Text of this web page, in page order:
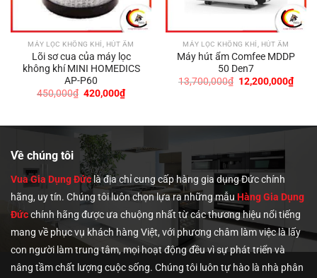
MÁY LỌC KHÔNG KHÍ, HÚT ẨM
Lõi sơ cua của máy lọc
không khí MINI HOMEDICS
AP-P60
450,000₫ Giá
420,000₫Giá
hiện
420,000₫.
MÁY LỌC KHÔNG KHÍ, HÚT ẨM
Máy hút ẩm Comfee MDDP
50 Den7
13,700,000₫ Giá
gốc
12,200,000₫Giá
hiện
Về chúng tôi
Vua Gia Dụng Đứclà địa chỉ cung cấp hàng gia dụng Đức chính
hãng, uy tín. Chúng tôiluôn chọn lựa ra những mẫu Hàng Gia Dụng
Đứcchính hãng được ưa chuộng nhất từ các thương hiệu nổi tiếng
mang về phục vụ khách hàng Việt, với phương châm làm việc là lấy
con người làm trung tâm, mọi hoạt động đều vì sự phát triển và
nâng tầm chất lượng cuộc sống. Chúng tôi luôn tự hào là nhà phân